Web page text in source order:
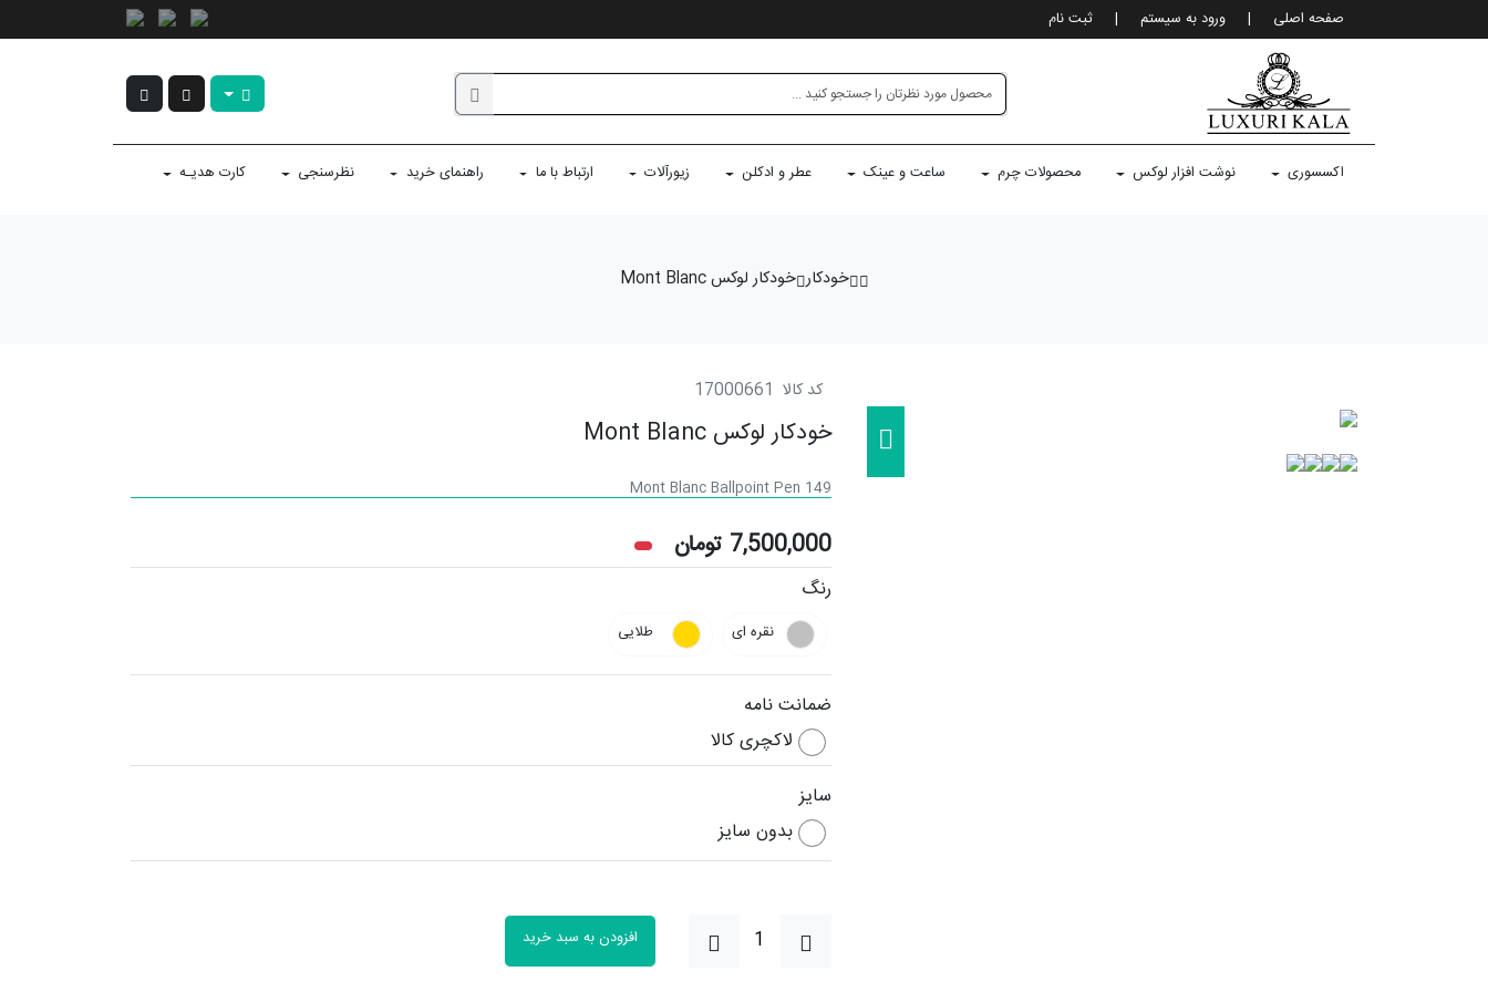
صفحه اصلی | ورود به سيستم | ثبت نام
اکسسوری نوشت افزار لوکس محصولات چرم ساعت و عینک عطر و ادکلن زیورآلات ارتباط با ما راهنمای خرید نظرسنجی کارت هدیـه
خودکار خودکار لوکس Mont Blanc
کد کالا 17000661
خودکار لوکس Mont Blanc
Mont Blanc Ballpoint Pen 149
7,500,000 تومان
رنگ
نقره ای طلایی
ضمانت نامه
لاکچری کالا
سایز
بدون سایز
افزودن به سبد خرید